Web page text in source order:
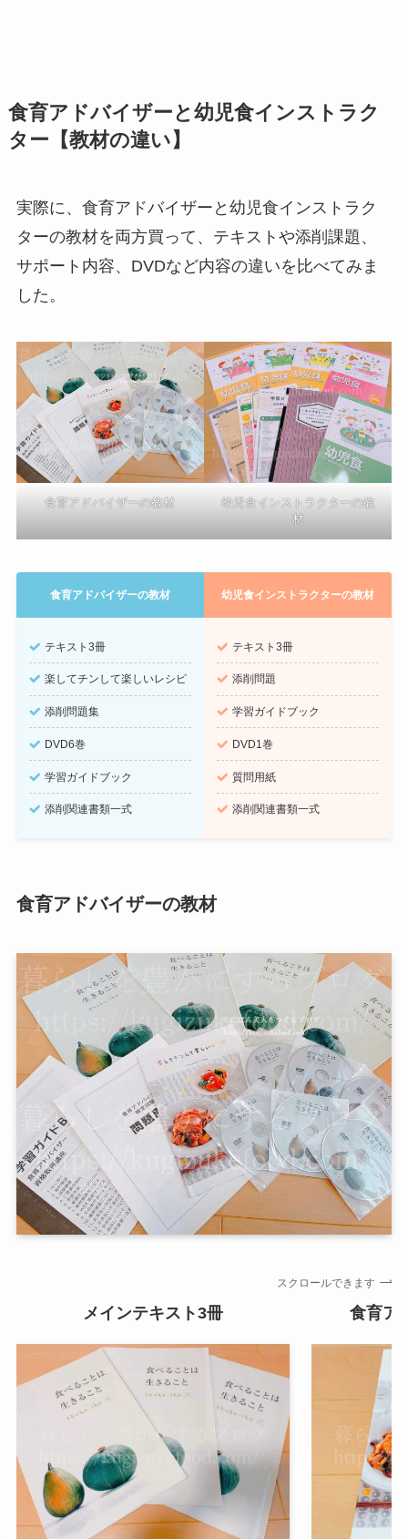
食育アドバイザーと幼児食インストラク
ター【教材の違い】
実際に、食育アドバイザーと幼児食インストラク
ターの教材を両方買って、テキストや添削課題、
サポート内容、DVDなど内容の違いを比べてみま
した。
食育アドバイザーの教材
幼児食インストラクターの教
材
食育アドバイザーの教材 幼児食インストラクターの教材
テキスト3冊
楽してチンして楽しいレシピ
添削問題集
DVD6巻
学習ガイドブック
添削関連書類一式
テキスト3冊
添削問題
学習ガイドブック
DVD1巻
質問用紙
添削関連書類一式
食育アドバイザーの教材
スクロールできます
メインテキスト3冊 食育ア